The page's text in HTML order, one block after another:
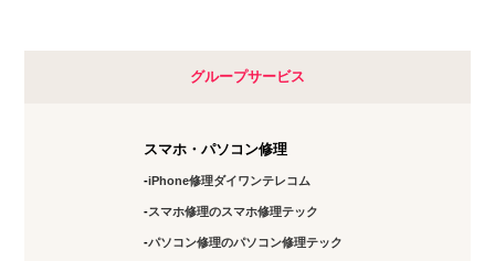
グループサービス
スマホ・パソコン修理
iPhone修理ダイワンテレコム
スマホ修理のスマホ修理テック
パソコン修理のパソコン修理テック